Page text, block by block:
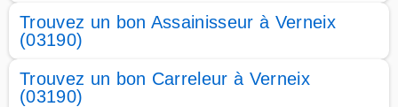
Trouvez un bon Assainisseur à Verneix
(03190)
Trouvez un bon Carreleur à Verneix
(03190)